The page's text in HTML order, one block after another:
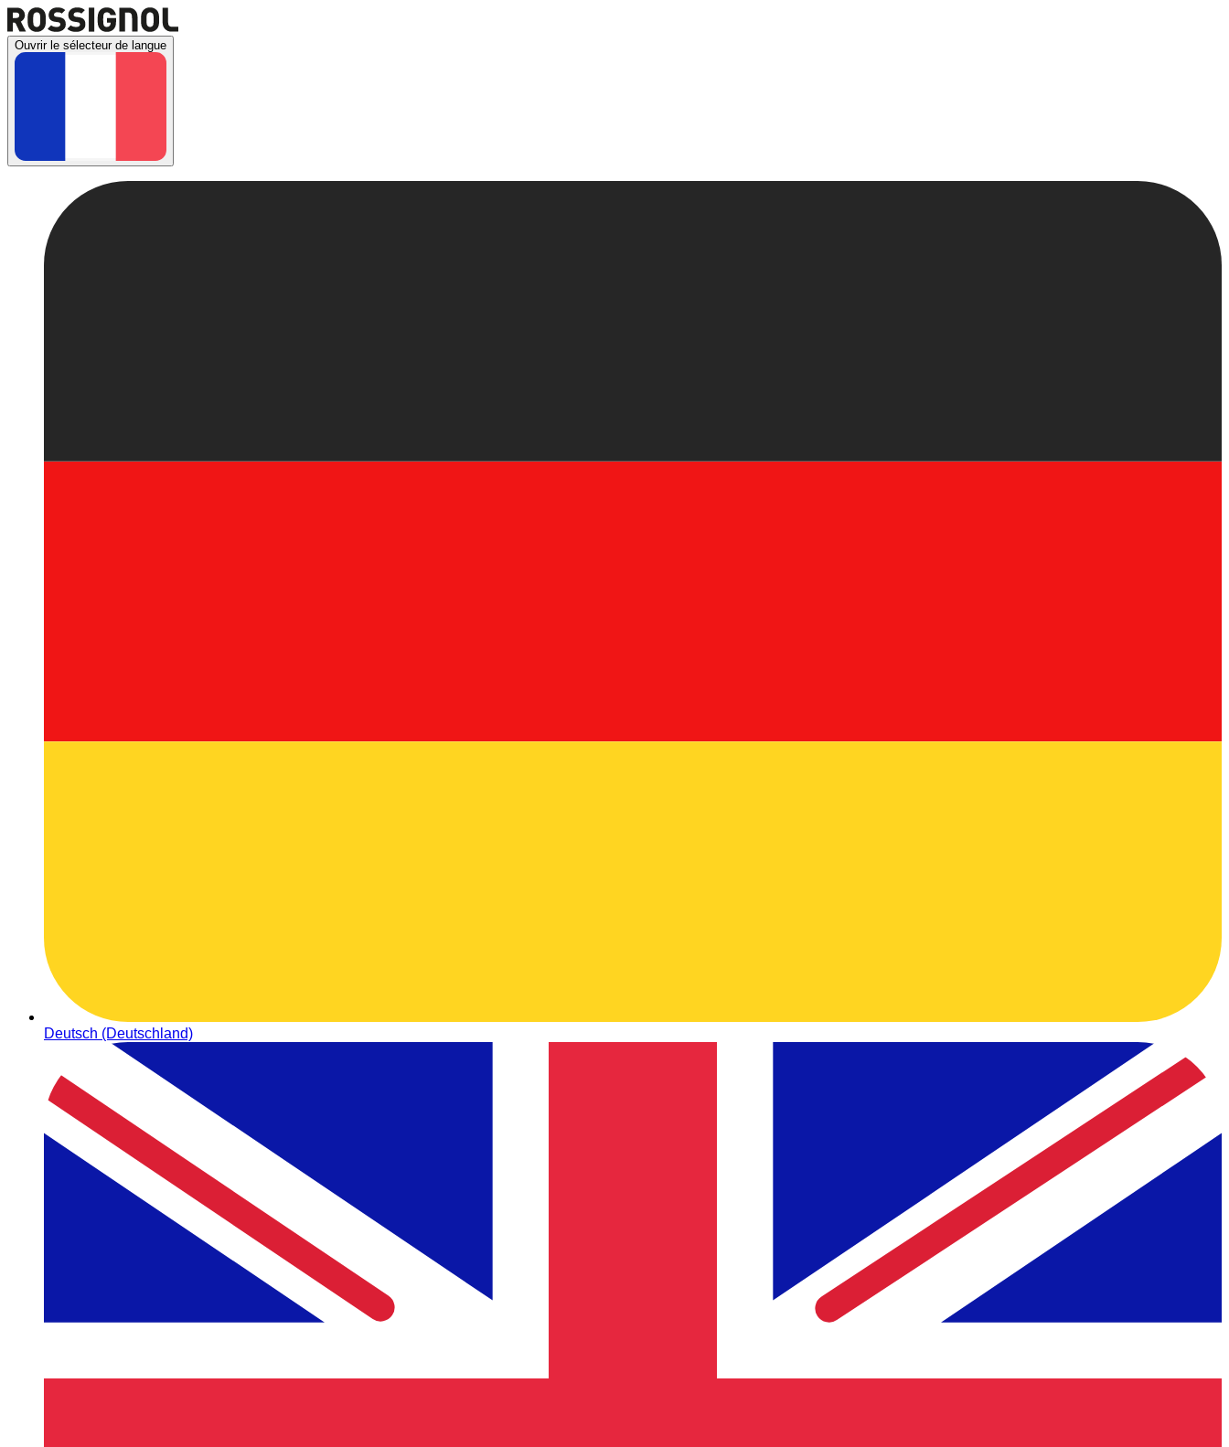
Ouvrir le sélecteur de langue
Deutsch (Deutschland)